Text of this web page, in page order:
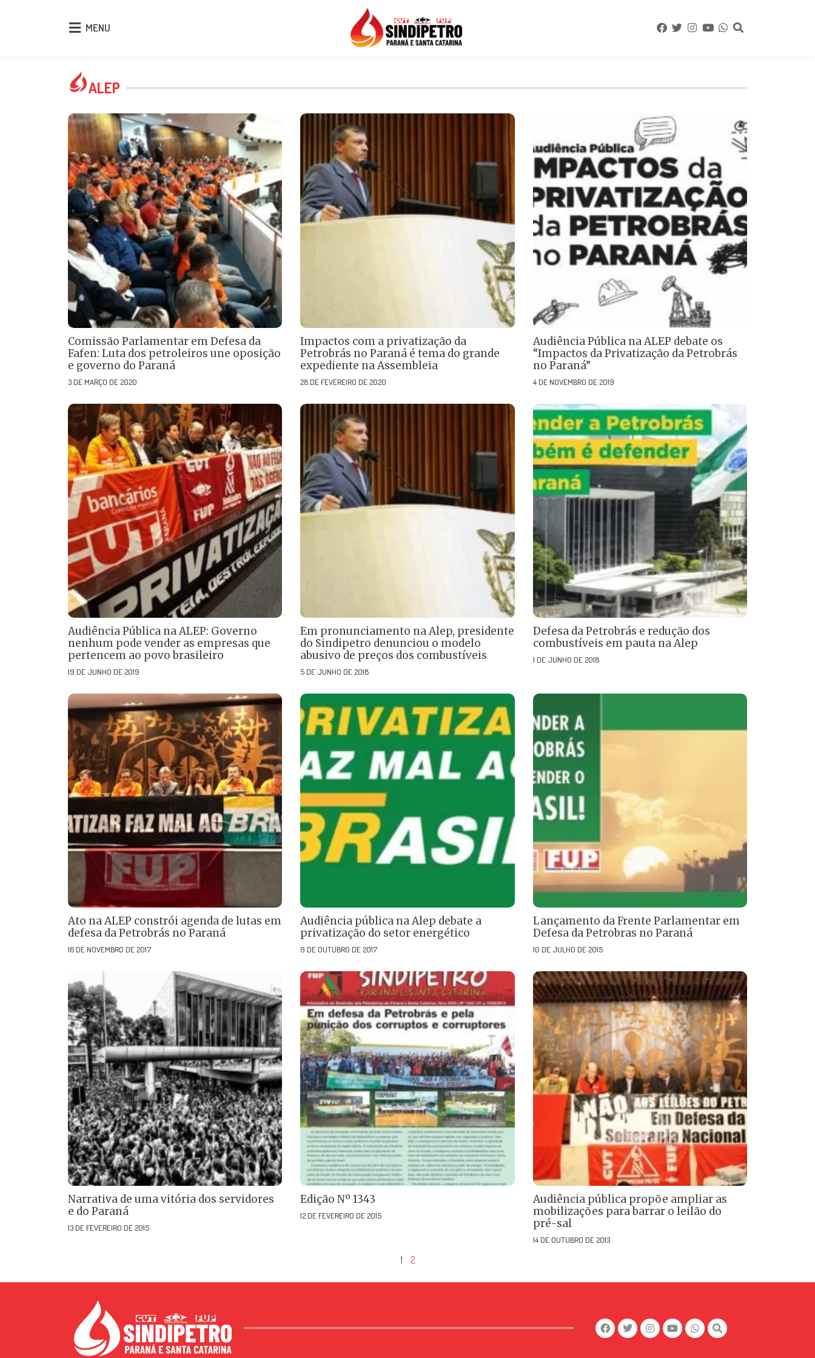
MENU
ALEP
Comissão Parlamentar em Defesa da
Fafen: Luta dos petroleiros une oposição
e governo do Paraná
3 DE MARÇO DE 2020
Impactos com a privatização da
Petrobrás no Paraná é tema do grande
expediente na Assembleia
28 DE FEVEREIRO DE 2020
Audiência Pública na ALEP debate os
“Impactos da Privatização da Petrobrás
no Paraná”
4 DE NOVEMBRO DE 2019
Audiência Pública na ALEP: Governo
nenhum pode vender as empresas que
pertencem ao povo brasileiro
19 DE JUNHO DE 2019
Em pronunciamento na Alep, presidente
do Sindipetro denunciou o modelo
abusivo de preços dos combustíveis
5 DE JUNHO DE 2018
Defesa da Petrobrás e redução dos
combustíveis em pauta na Alep
1 DE JUNHO DE 2018
Ato na ALEP constrói agenda de lutas em
defesa da Petrobrás no Paraná
16 DE NOVEMBRO DE 2017
Audiência pública na Alep debate a
privatização do setor energético
9 DE OUTUBRO DE 2017
Lançamento da Frente Parlamentar em
Defesa da Petrobras no Paraná
10 DE JULHO DE 2015
Narrativa de uma vitória dos servidores
e do Paraná
13 DE FEVEREIRO DE 2015
Edição Nº 1343
12 DE FEVEREIRO DE 2015
Audiência pública propõe ampliar as
mobilizações para barrar o leilão do
pré-sal
14 DE OUTUBRO DE 2013
1 2